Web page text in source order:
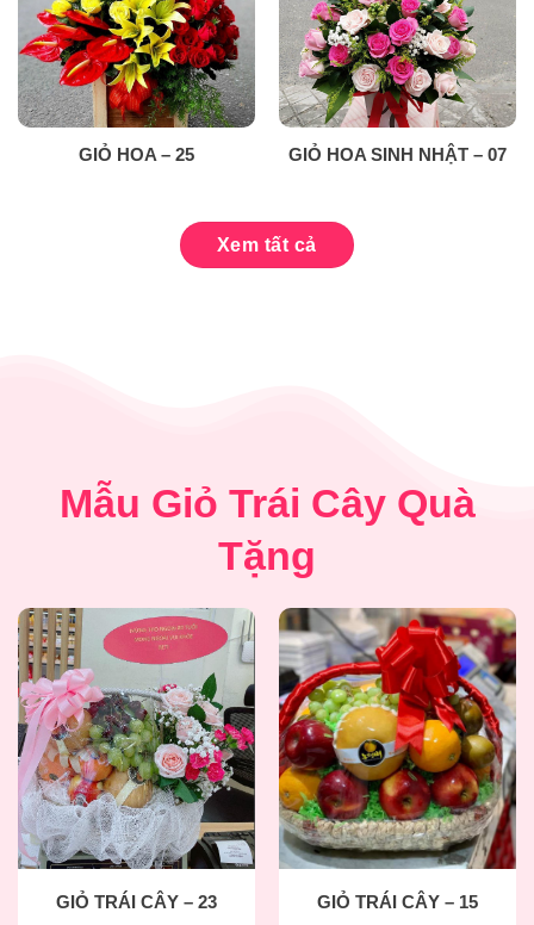
GIỎ HOA – 25 GIỎ HOA SINH NHẬT – 07
Xem tất cả
Mẫu Giỏ Trái Cây Quà
Tặng
GIỎ TRÁI CÂY – 23 GIỎ TRÁI CÂY – 15